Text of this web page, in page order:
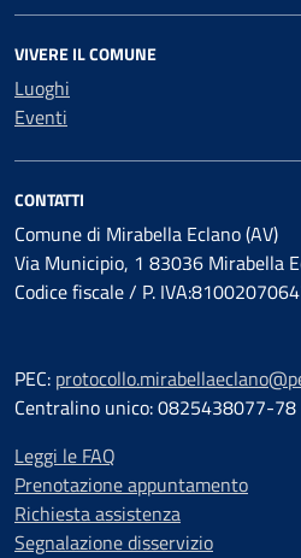
VIVERE IL COMUNE
Luoghi
Eventi
CONTATTI
Comune di Mirabella Eclano (AV)
Via Municipio, 1 83036 Mirabella
Codice fiscale / P.
PEC:
Centralino unico: 0825438077-78
Leggi le FAQ
Prenotazione appuntamento
Richiesta assistenza
Segnalazione disservizio